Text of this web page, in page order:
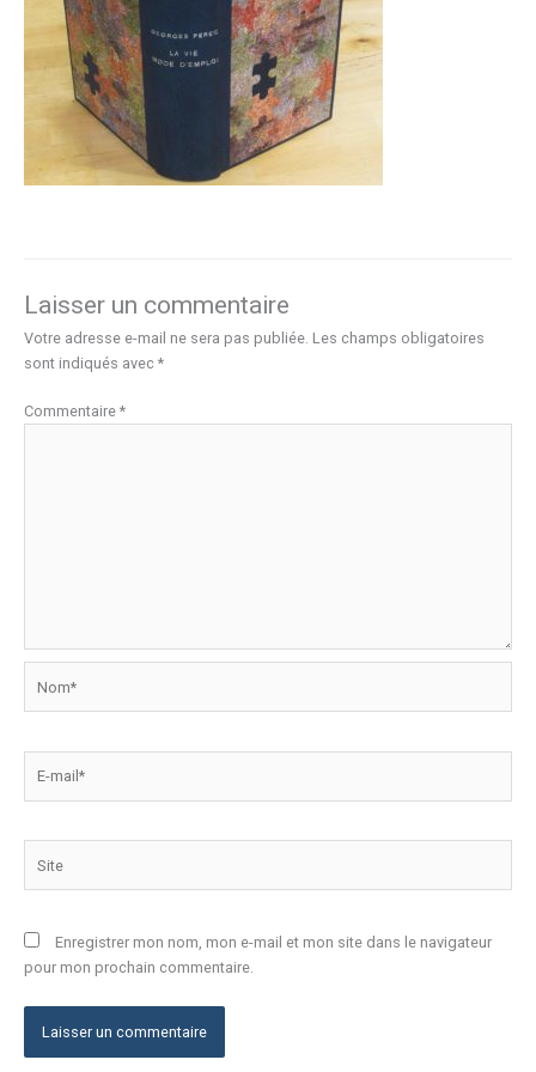
Laisser un commentaire
Votre adresse e-mail ne sera pas publiée. Les champs obligatoires
sont indiqués avec *
Commentaire *
mail*
Enregistrer mon nom, mon e-mail et mon site dans le navigateur
pour mon prochain commentaire.